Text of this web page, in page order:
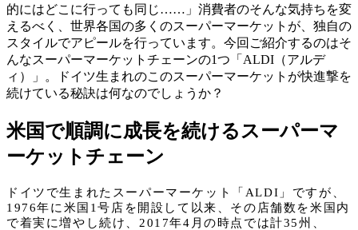
的にはどこに行っても同じ……」消費者のそんな気持ちを変
えるべく、世界各国の多くのスーパーマーケットが、独自の
スタイルでアピールを行っています。今回ご紹介するのはそ
んなスーパーマーケットチェーンの1つ「ALDI（アルデ
ィ）」。ドイツ生まれのこのスーパーマーケットが快進撃を
続けている秘訣は何なのでしょうか？
米国で順調に成長を続けるスーパーマ
ーケットチェーン
ドイツで生まれたスーパーマーケット「ALDI」ですが、
1976年に米国1号店を開設して以来、その店舗数を米国内
で着実に増やし続け、2017年4月の時点では計35州、